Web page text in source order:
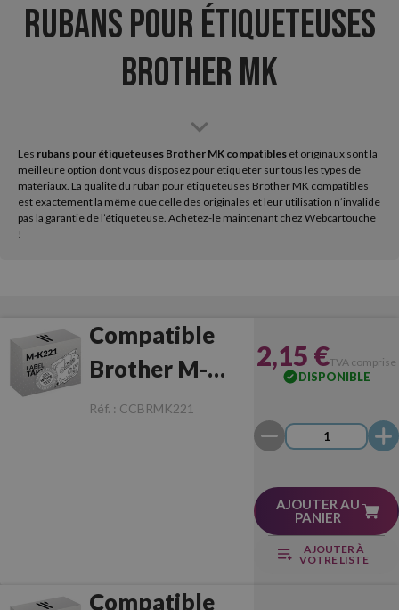
Rubans pour Étiqueteuses
Brother MK
Les rubans pour étiqueteuses Brother MK compatibles et originaux sont la
meilleure option dont vous disposez pour étiqueter sur tous les types de
matériaux. La qualité du ruban pour étiqueteuses Brother MK compatibles
est exactement la même que celle des originales et leur utilisation n’invalide
pas la garantie de l’étiqueteuse. Achetez-le maintenant chez Webcartouche
!
Compatible
Brother M-
K221
Réf. : CCBRMK221
2,15 €TVA comprise
DISPONIBLE
AJOUTER AU
PANIER
AJOUTER À
VOTRE LISTE
Compatible